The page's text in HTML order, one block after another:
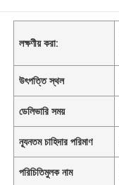
লক্ষণীয় করা:
উৎপত্তি স্থল
ডেলিভারি সময়
ন্যূনতম চাহিদার পরিমাণ
পরিচিতিমুলক নাম